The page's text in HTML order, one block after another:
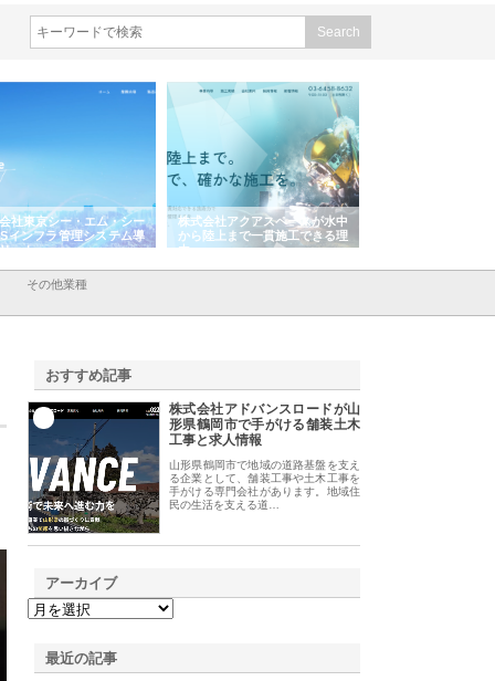
式会社アクアスペースが水中
ら陸上まで一貫施工できる理
株式会社地盤調査事務所が選ば
れ続ける理由と建設コンサルの
強み
その他業種
おすすめ記事
株式会社アドバンスロードが山
形県鶴岡市で手がける舗装土木
工事と求人情報
山形県鶴岡市で地域の道路基盤を支え
る企業として、舗装工事や土木工事を
手がける専門会社があります。地域住
民の生活を支える道…
アーカイブ
最近の記事